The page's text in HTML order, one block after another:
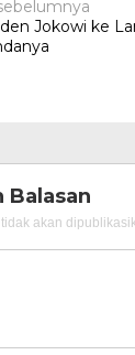
Jokowi ke
Balasan
akan